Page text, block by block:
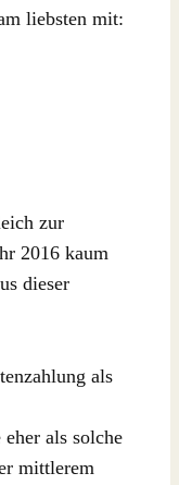
liebsten mit:
zur
2016 kaum
dieser
als
als solche
mittlerem